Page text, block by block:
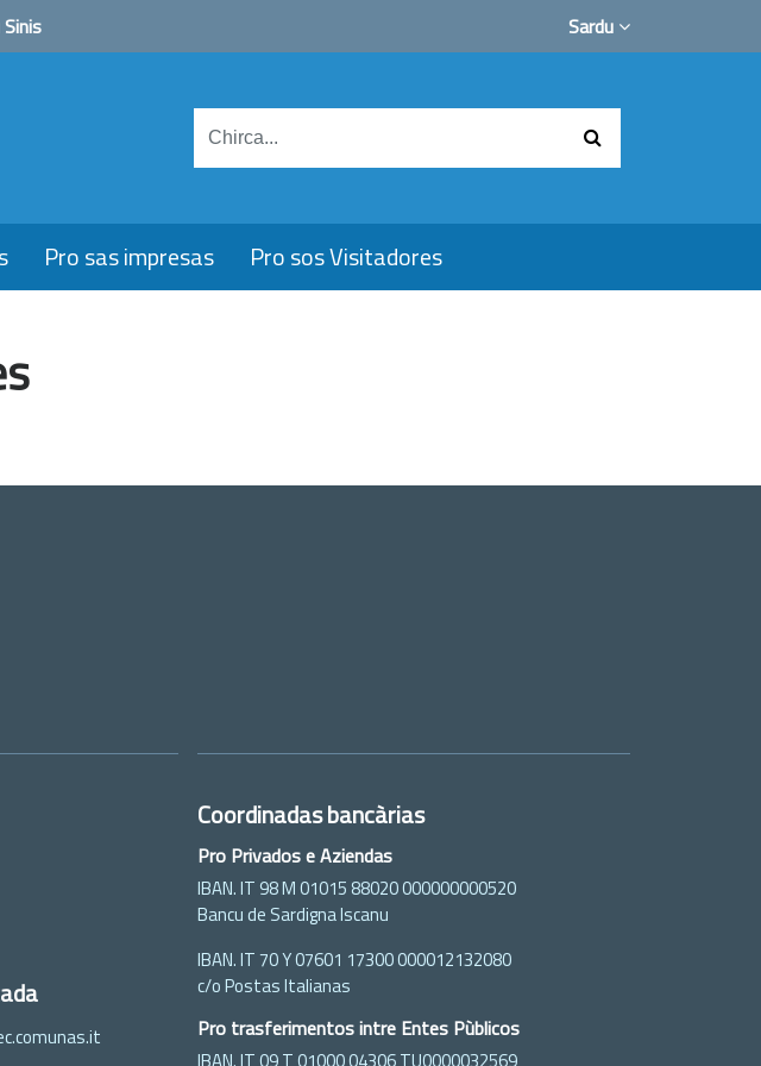
Sardu
Pro sas impresas Pro sos Visitadores
Coordinadas bancàrias
Pro Privados e Aziendas
IBAN. IT 98 M 01015 88020 000000000520
Bancu de Sardigna Iscanu
IBAN. IT 70 Y 07601 17300 000012132080
c/o Postas Italianas
Pro trasferimentos intre Entes Pùblicos